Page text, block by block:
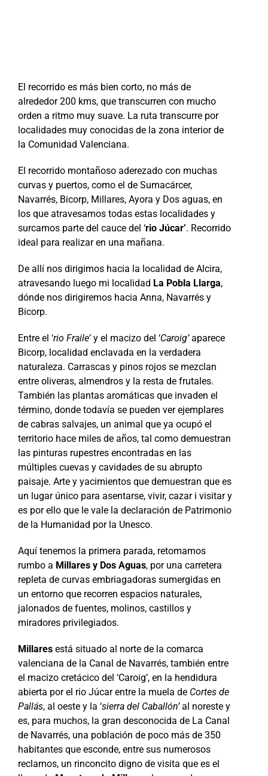
El recorrido es más bien corto, no más de
alrededor 200 kms, que transcurren con mucho
orden a ritmo muy suave. La ruta transcurre por
localidades muy conocidas de la zona interior de
la Comunidad Valenciana.
El recorrido montañoso aderezado con muchas
curvas y puertos, como el de Sumacárcer,
Navarrés, Bicorp, Millares, Ayora y Dos aguas, en
los que atravesamos todas estas localidades y
surcamos parte del cauce del ‘rio Júcar’. Recorrido
ideal para realizar en una mañana.
De allí nos dirigimos hacia la localidad de Alcira,
atravesando luego mi localidad La Pobla Llarga,
dónde nos dirigiremos hacia Anna, Navarrés y
Bicorp.
Entre el ‘rio Fraile’ y el macizo del ‘Caroig’aparece
Bicorp, localidad enclavada en la verdadera
naturaleza. Carrascas y pinos rojos se mezclan
entre oliveras, almendros y la resta de frutales.
También las plantas aromáticas que invaden el
término, donde todavía se pueden ver ejemplares
de cabras salvajes, un animal que ya ocupó el
territorio hace miles de años, tal como demuestran
las pinturas rupestres encontradas en las
múltiples cuevas y cavidades de su abrupto
paisaje. Arte y yacimientos que demuestran que es
un lugar único para asentarse, vivir, cazar i visitar y
es por ello que le vale la declaración de Patrimonio
de la Humanidad por la Unesco.
Aquí tenemos la primera parada, retomamos
rumbo a Millares y Dos Aguas, por una carretera
repleta de curvas embriagadoras sumergidas en
un entorno que recorren espacios naturales,
jalonados de fuentes, molinos, castillos y
miradores privilegiados.
Millaresestá situado al norte de la comarca
valenciana de la Canal de Navarrés, también entre
el macizo cretácico del ‘Caroig’, en la hendidura
abierta por el rio Júcar entre la muela de Cortes de
Pallás, al oeste y la ‘sierra del Caballón’al noreste y
es, para muchos, la gran desconocida de La Canal
de Navarrés, una población de poco más de 350
habitantes que esconde, entre sus numerosos
reclamos, un rinconcito digno de visita que es el